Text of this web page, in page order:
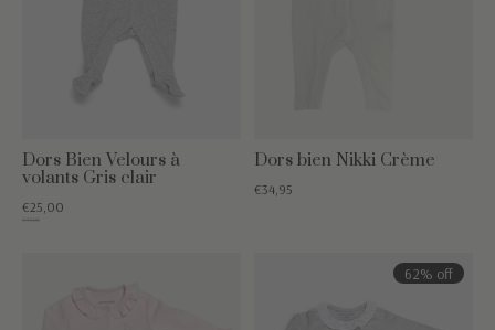
Dors Bien Velours à
volants Gris clair
€25,00
€44,95
Dors bien Nikki Crème
€34,95
62% off